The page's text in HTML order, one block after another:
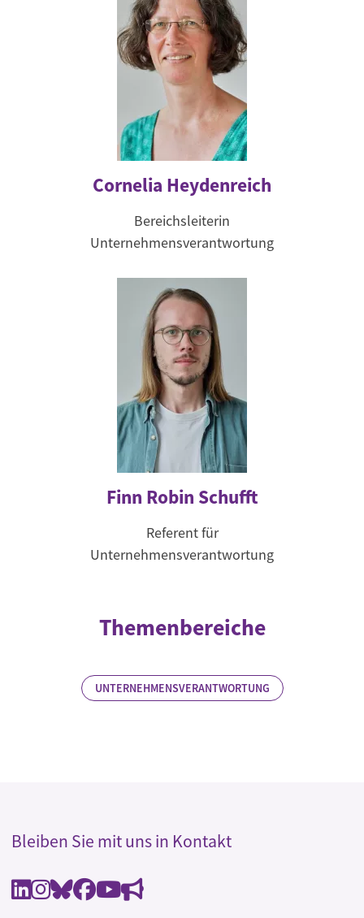
Cornelia Heydenreich
Bereichsleiterin
Unternehmensverantwortung
Finn Robin Schufft
Referent für
Unternehmensverantwortung
Themenbereiche
UNTERNEHMENSVERANTWORTUNG
Bleiben Sie mit uns in Kontakt